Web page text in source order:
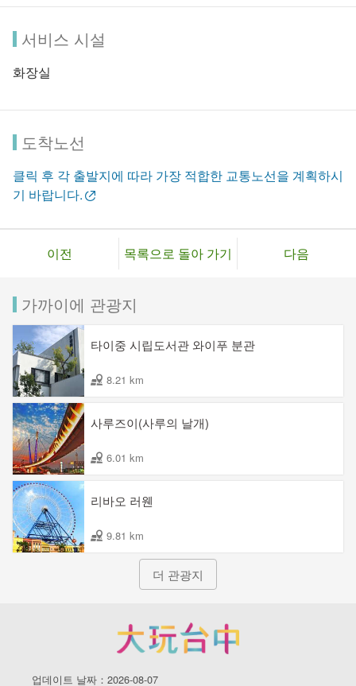
서비스 시설
화장실
도착노선
클릭 후 각 출발지에 따라 가장 적합한 교통노선을 계획하시
기 바랍니다.
이전 목록으로 돌아 가기 다음
가까이에 관광지
타이중 시립도서관 와이푸 분관
8.21 km
사루즈이(사루의 날개)
6.01 km
리바오 러웬
9.81 km
더 관광지
업데이트 날짜：2026-08-07